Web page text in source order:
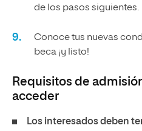
de los pasos siguientes.
Conoce tus nuevas
beca ¡y listo!
Requisitos de
acceder
Los interesados deben